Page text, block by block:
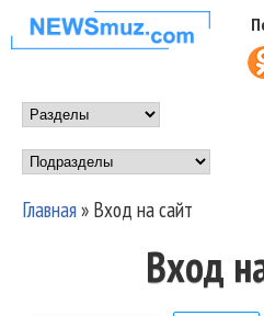
Перейти к
НОВОСТИ
МУЗЫКИ И
ШОУ БИЗНЕСА
NEWSMUZ.COM
Main menu
Подразделы
Вы здесь
Главная» Вход на сайт
Вход